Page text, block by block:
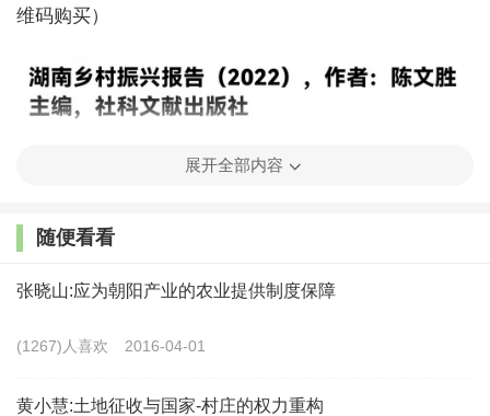
维码购买）
码）
展开全部内容
随便看看
张晓山:应为朝阳产业的农业提供制度保障
(1267)人喜欢 2016-04-01
黄小慧:土地征收与国家-村庄的权力重构